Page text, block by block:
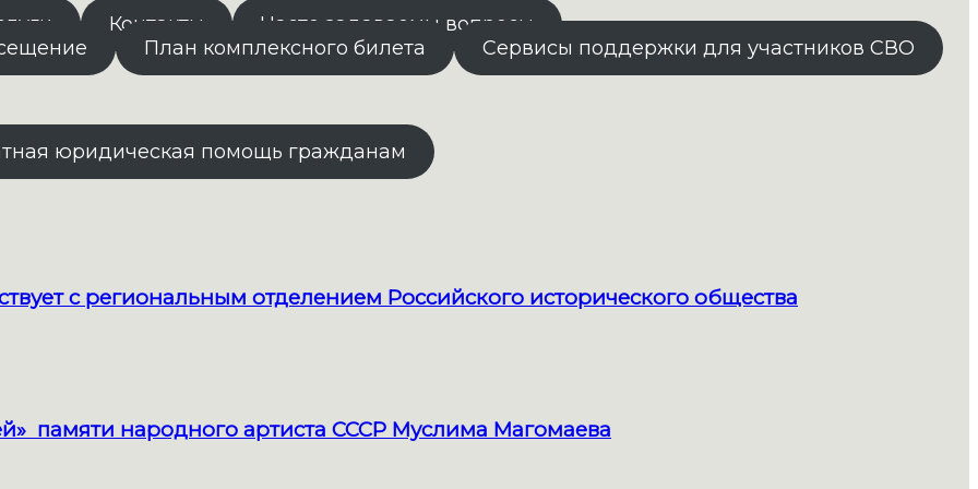
Контакты
Часто задаваемы вопросы
План комплексного билета Сервисы поддержки для участников СВО
юридическая помощь гражданам
с региональным отделением Российского исторического общества
памяти народного артиста СССР Муслима Магомаева